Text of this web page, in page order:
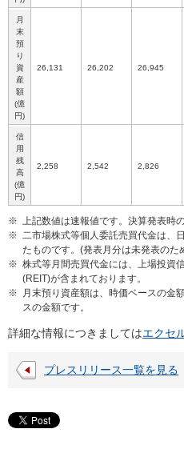
月
末
預
り
資
産
額
(億
円)
26,131 26,202 26,945
信
用
残
高
(億
円)
2,258 2,542 2,826
※ 上記数値は速報値です。決算発表時
※ 二市場株式等個人委託売買代金は、
たものです。(発表月分は未発表のた
※ 株式等月間売買代金には、上場投資
(REIT)が含まれております。
※
月末預り資産額は、時価ベースの金
スの金額です。
詳細な情報につきましてはエクセ
プレスリリース一覧を見る